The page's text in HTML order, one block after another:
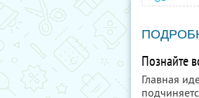
Познайте
Главная